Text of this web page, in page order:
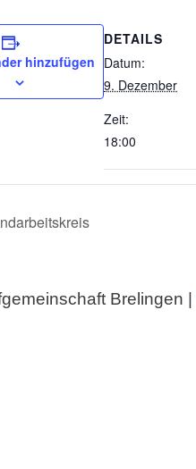
hinzufügen
DETAILS
Datum:
9. Dezember
Zeit:
18:00
Brelingen |